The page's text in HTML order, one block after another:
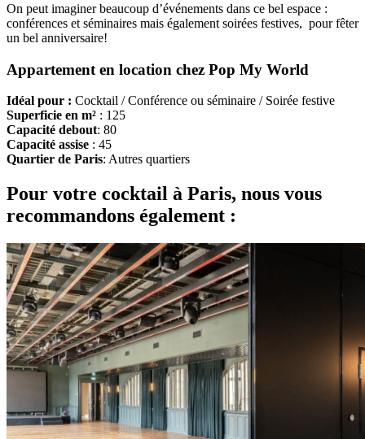
On peut imaginer beaucoup d’événements dans ce bel espace :
conférences et séminaires mais également soirées festives, pour fêter
un bel anniversaire!
Appartement en location chez Pop My World
Idéal pour : Cocktail / Conférence ou séminaire / Soirée festive
Superficie en m² : 125
Capacité debout: 80
Capacité assise : 45
Quartier de Paris: Autres quartiers
Pour votre cocktail à Paris, nous vous
recommandons également :